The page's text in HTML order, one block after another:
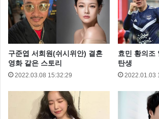
이시언 노래 이시언 드라마
이시언 연극 이시언 인스타
구준엽 서희원(쉬시위안) 결혼
영화 같은 스토리
2022.03.08 15:32:29
효민 황의조
탄생
2022.01.03